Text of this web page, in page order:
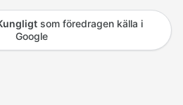
som föredragen källa i
Google